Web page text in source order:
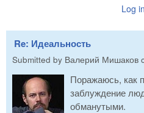
Log in
Re: Идеальность
Submitted by Валерий Мишаков
Поражаюсь, как
заблуждение
обманутыми.